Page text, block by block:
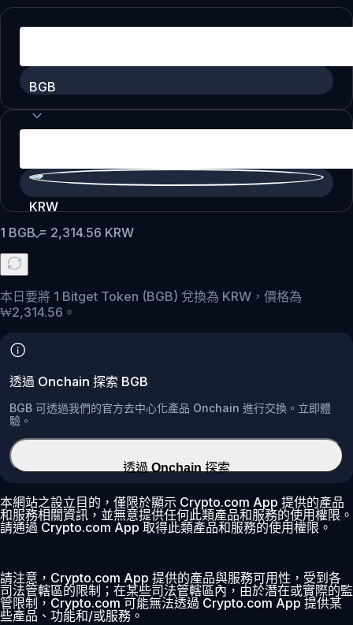
BGB
KRW
1 BGB= 2,314.56 KRW
本日要將 1 Bitget Token (BGB) 兌換為 KRW，價格為
₩2,314.56。
透過 Onchain 探索 BGB
BGB 可透過我們的官方去中心化產品 Onchain 進行交換。立即體
驗。
透過 Onchain 探索
本網站之設立目的，僅限於顯示 Crypto.com App 提供的產品
和服務相關資訊，並無意提供任何此類產品和服務的使用權限。
請通過 Crypto.com App 取得此類產品和服務的使用權限。
請注意，Crypto.com App 提供的產品與服務可用性，受到各
司法管轄區的限制；在某些司法管轄區內，由於潛在或實際的監
管限制，Crypto.com 可能無法透過 Crypto.com App 提供某
些產品、功能和/或服務。